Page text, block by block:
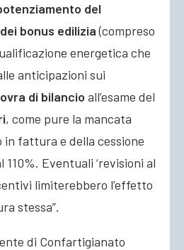
del
bonus edilizia(compreso
energetica che
anticipazioni sui
di bilancio all’esame del
, come pure la mancata
in fattura e della cessione
Eventuali ‘revisioni al
limiterebbero l’effetto
stessa”.
di Confartigianato